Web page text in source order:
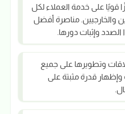
قويًا على خدمة العملاء لكل
والخارجيين. مناصرة أفضل
وإثبات دورها.
وتطويرها على جميع
قدرة مثبتة على